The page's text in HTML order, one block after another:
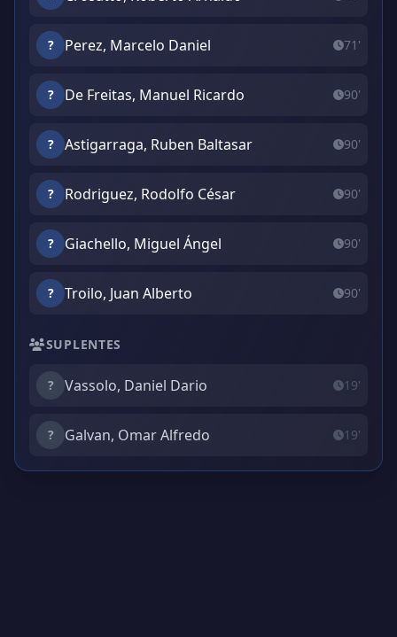
? Perez, Marcelo Daniel 71'
? De Freitas, Manuel Ricardo 90'
? Astigarraga, Ruben Baltasar 90'
? Rodriguez, Rodolfo César 90'
? Giachello, Miguel Ángel 90'
? Troilo, Juan Alberto 90'
SUPLENTES
? Vassolo, Daniel Dario 19'
? Galvan, Omar Alfredo 19'